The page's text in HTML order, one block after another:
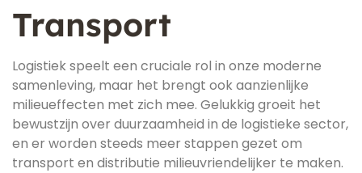
Transport
Logistiek speelt een cruciale rol in onze moderne
samenleving, maar het brengt ook aanzienlijke
milieueffecten met zich mee. Gelukkig groeit het
bewustzijn over duurzaamheid in de logistieke sector,
en er worden steeds meer stappen gezet om
transport en distributie milieuvriendelijker te maken.